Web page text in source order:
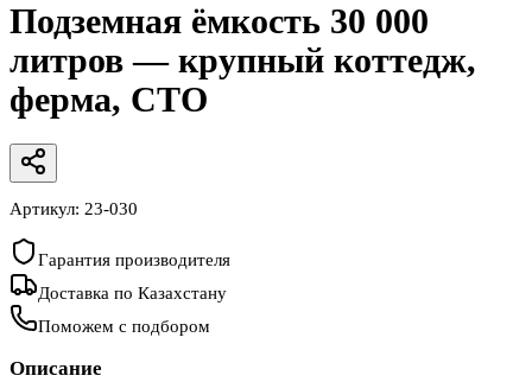
Подземная ёмкость 30 000
литров — крупный коттедж,
ферма, СТО
Артикул: 23-030
Гарантия производителя
Доставка по Казахстану
Поможем с подбором
Описание